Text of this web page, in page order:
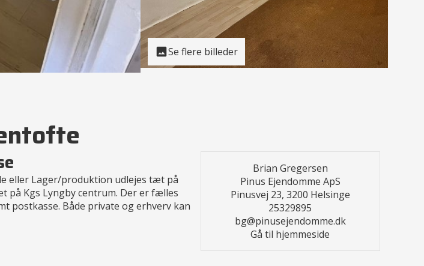
Se flere billeder
eller Lager/produktion udlejes tæt på
på Kgs Lyngby centrum. Der er fælles
postkasse. Både private og erhverv kan
Brian Gregersen
Pinus Ejendomme ApS
Pinusvej 23, 3200 Helsinge
25329895
bg@pinusejendomme.dk
Gå til hjemmeside